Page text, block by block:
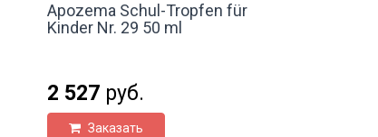
Apozema Schul-Tropfen für
Kinder Nr. 29 50 ml
2 527 руб.
Заказать